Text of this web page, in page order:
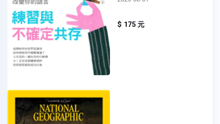
$ 175 元